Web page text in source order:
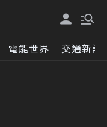
電能世界 交通新訊